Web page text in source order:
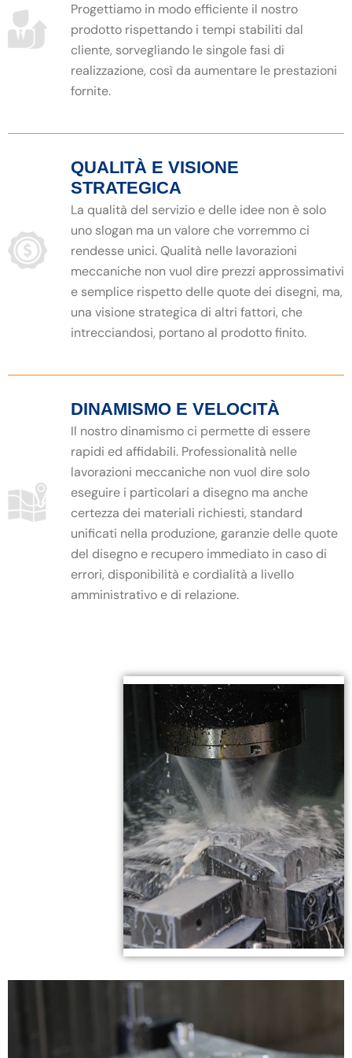
Progettiamo in modo efficiente il nostro
prodotto rispettando i tempi stabiliti dal
cliente, sorvegliando le singole fasi di
realizzazione, così da aumentare le prestazioni
fornite.
QUALITÀ E VISIONE
STRATEGICA
La qualità del servizio e delle idee non è solo
uno slogan ma un valore che vorremmo ci
rendesse unici. Qualità nelle lavorazioni
meccaniche non vuol dire prezzi approssimativi
e semplice rispetto delle quote dei disegni, ma,
una visione strategica di altri fattori, che
intrecciandosi, portano al prodotto finito.
DINAMISMO E VELOCITÀ
Il nostro dinamismo ci permette di essere
rapidi ed affidabili. Professionalità nelle
lavorazioni meccaniche non vuol dire solo
eseguire i particolari a disegno ma anche
certezza dei materiali richiesti, standard
unificati nella produzione, garanzie delle quote
del disegno e recupero immediato in caso di
errori, disponibilità e cordialità a livello
amministrativo e di relazione.